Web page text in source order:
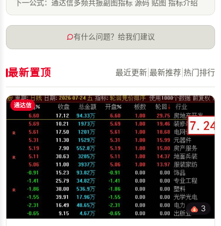
下一公式： 通达信多频共振副图指标 源码 贴图 指标介绍
有什么问题？给我们建议
最新置顶 最近更新 最新推荐 热门排行
通达信
3